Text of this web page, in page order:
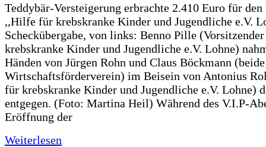
Teddybär-Versteigerung erbrachte 2.410 Euro für den
,,Hilfe für krebskranke Kinder und Jugendliche e.V.
Scheckübergabe, von links: Benno Pille
krebskranke Kinder und Jugendliche e.V. Lohne)
Händen von Jürgen Rohn und Claus Böckmann
Wirtschaftsförderverein) im Beisein von Antonius
für krebskranke Kinder und Jugendliche e.V. Lohne)
entgegen. (Foto: Martina Heil) Während des V.I.P-
Eröffnung der
Weiterlesen